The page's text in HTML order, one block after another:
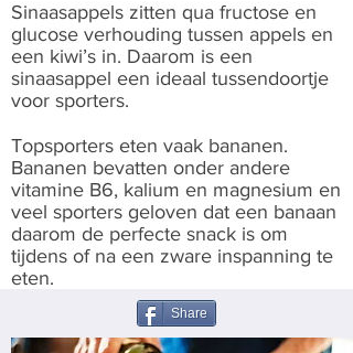
Sinaasappels zitten qua fructose en
glucose verhouding tussen appels en
een kiwi’s in. Daarom is een
sinaasappel een ideaal tussendoortje
voor sporters.
Topsporters eten vaak bananen.
Bananen bevatten onder andere
vitamine B6, kalium en magnesium en
veel sporters geloven dat een banaan
daarom de perfecte snack is om
tijdens of na een zware inspanning te
eten.
Share